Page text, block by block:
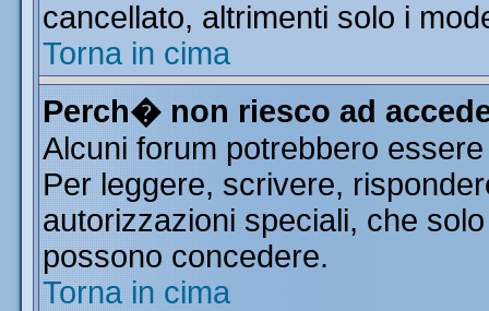
cancellato, altrimenti solo i
Torna in cima
Perch� non riesco ad
Alcuni forum potrebbero
Per leggere, scrivere,
autorizzazioni speciali, che
possono concedere.
Torna in cima